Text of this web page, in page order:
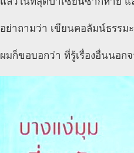
อย่าถามว่า เขียนคอลัมน์ธรรม
ผมก็ขอบอกว่า ที่รู้เรื่องอื่นนอก